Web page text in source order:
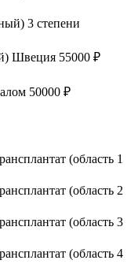
3 степени
Швеция 55000 ₽
50000 ₽
(область 1
(область 2
(область 3
(область 4